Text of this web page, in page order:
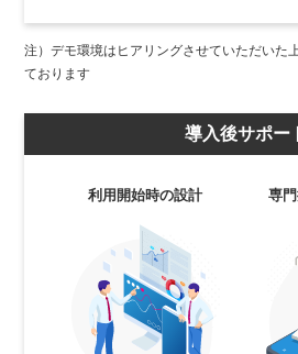
注）デモ環境はヒアリングさせていただいた
ております
導入後サポー
利用開始時の設計 専